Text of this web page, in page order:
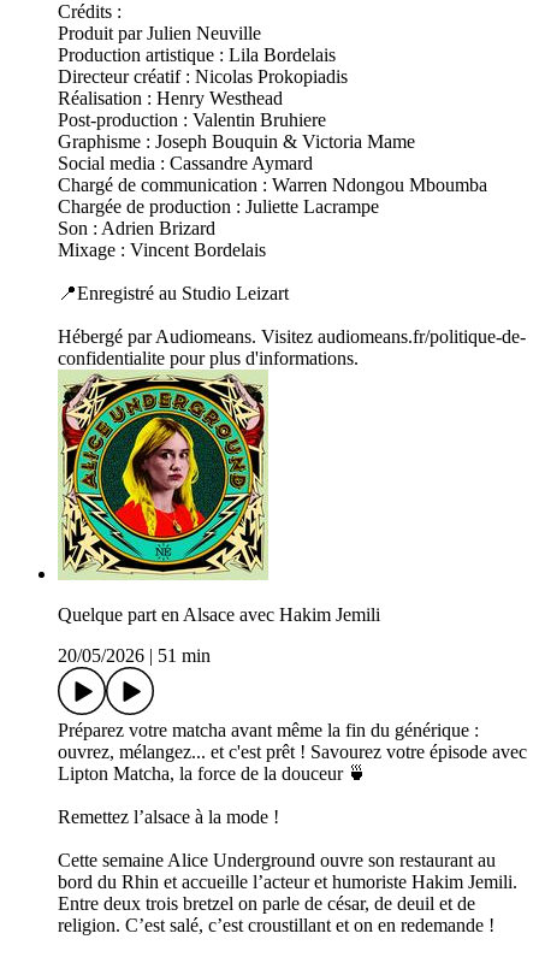
Crédits :
Produit par Julien Neuville
Production artistique : Lila Bordelais
Directeur créatif : Nicolas Prokopiadis
Réalisation : Henry Westhead
Post-production : Valentin Bruhiere
Graphisme : Joseph Bouquin & Victoria Mame
Social media : Cassandre Aymard
Chargé de communication : Warren Ndongou Mboumba
Chargée de production : Juliette Lacrampe
Son : Adrien Brizard
Mixage : Vincent Bordelais
📍Enregistré au Studio Leizart
Hébergé par Audiomeans. Visitez audiomeans.fr/politique-de-
confidentialite pour plus d'informations.
Quelque part en Alsace avec Hakim Jemili
20/05/2026
51 min
Préparez votre matcha avant même la fin du générique :
ouvrez, mélangez... et c'est prêt ! Savourez votre épisode avec
Lipton Matcha, la force de la douceur 🍵
Remettez l’alsace à la mode !
Cette semaine Alice Underground ouvre son restaurant au
bord du Rhin et accueille l’acteur et humoriste Hakim Jemili.
Entre deux trois bretzel on parle de césar, de deuil et de
religion. C’est salé, c’est croustillant et on en redemande !